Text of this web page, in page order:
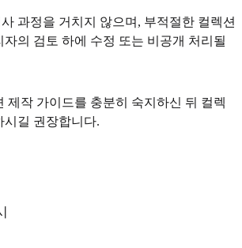
과정을 거치지 않으며, 부적절한 컬렉션
자의 검토 하에 수정 또는 비공개 처리될
제작 가이드를 충분히 숙지하신 뒤 컬렉
시길 권장합니다.